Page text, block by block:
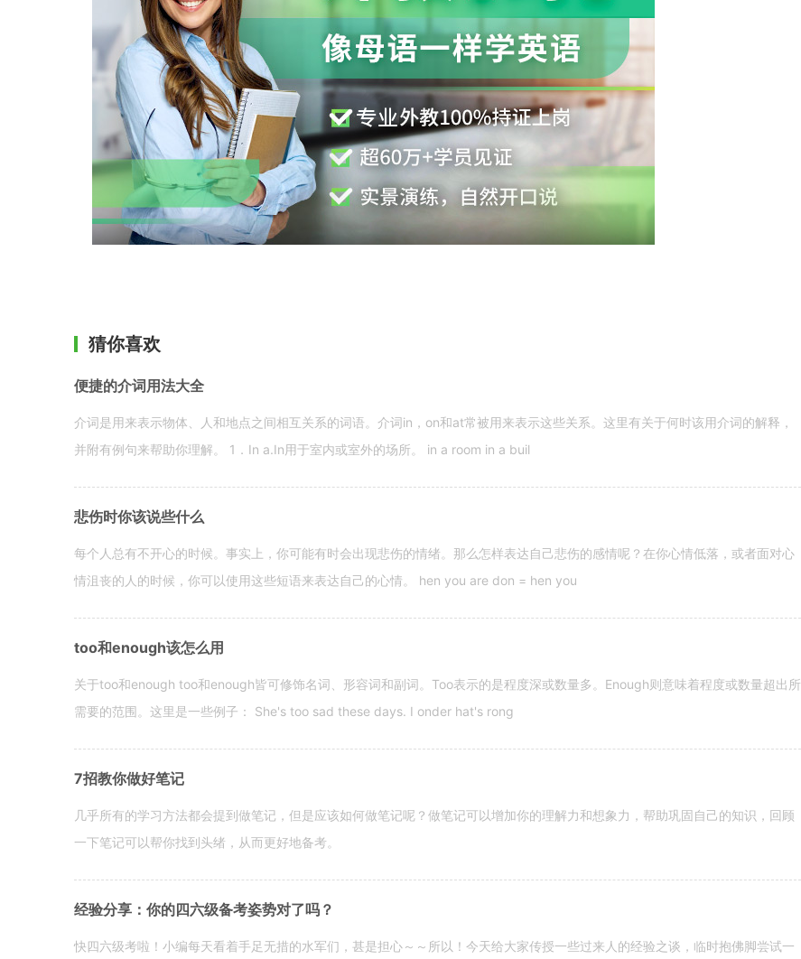
猜你喜欢
便捷的介词用法大全
介词是用来表示物体、人和地点之间相互关系的词语。介词in，on和at常被用来表示这些关系。这里有关于何时该用介词的解释，
并附有例句来帮助你理解。 1．In a.In用于室内或室外的场所。 in a room in a buil
悲伤时你该说些什么
每个人总有不开心的时候。事实上，你可能有时会出现悲伤的情绪。那么怎样表达自己悲伤的感情呢？在你心情低落，或者面对心
情沮丧的人的时候，你可以使用这些短语来表达自己的心情。 hen you are don = hen you
too和enough该怎么用
关于too和enough too和enough皆可修饰名词、形容词和副词。Too表示的是程度深或数量多。Enough则意味着程度或数量超出所
需要的范围。这里是一些例子： She's too sad these days. I onder hat's rong
7招教你做好笔记
几乎所有的学习方法都会提到做笔记，但是应该如何做笔记呢？做笔记可以增加你的理解力和想象力，帮助巩固自己的知识，回顾
一下笔记可以帮你找到头绪，从而更好地备考。
经验分享：你的四六级备考姿势对了吗？
快四六级考啦！小编每天看着手足无措的水军们，甚是担心～～所以！今天给大家传授一些过来人的经验之谈，临时抱佛脚尝试一